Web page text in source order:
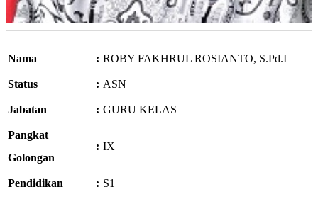
Nama : ROBY FAKHRUL ROSIANTO, S.Pd.I
Status : ASN
Jabatan : GURU KELAS
Pangkat
Golongan
: IX
Pendidikan : S1